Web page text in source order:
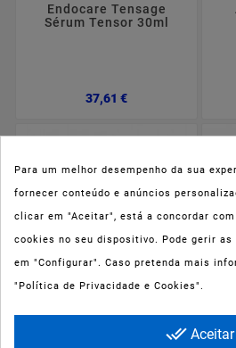
Endocare Tensage
Sérum Tensor 30ml
37,61 €Preço
Para um melhor desempenho da sua
fornecer conteúdo e anúncios
clicar em "Aceitar", está a concordar com
cookies no seu dispositivo. Pode gerir
em "Configurar". Caso pretenda mais
"Política de Privacidade e Cookies".
done_all Aceitar